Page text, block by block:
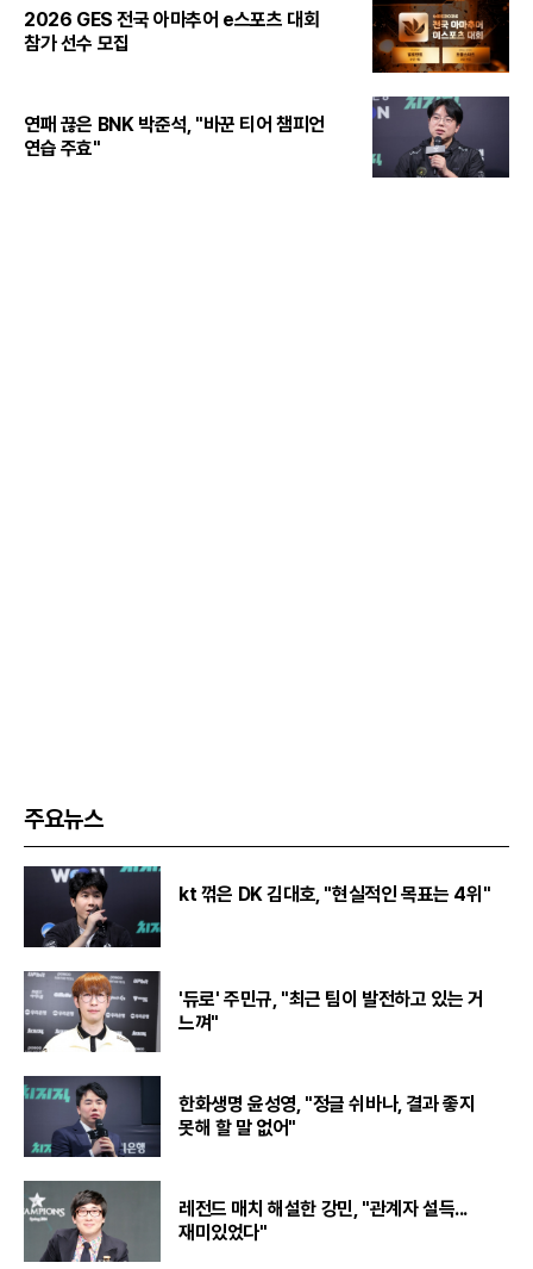
2026 GES 전국 아마추어 e스포츠 대회
참가 선수 모집
연패 끊은 BNK 박준석, "바꾼 티어 챔피언
연습 주효"
주요뉴스
kt 꺾은 DK 김대호, "현실적인 목표는 4위"
'듀로' 주민규, "최근 팀이 발전하고 있는 거
느껴"
한화생명 윤성영, "정글 쉬바나, 결과 좋지
못해 할 말 없어"
레전드 매치 해설한 강민, "관계자 설득...
재미있었다"